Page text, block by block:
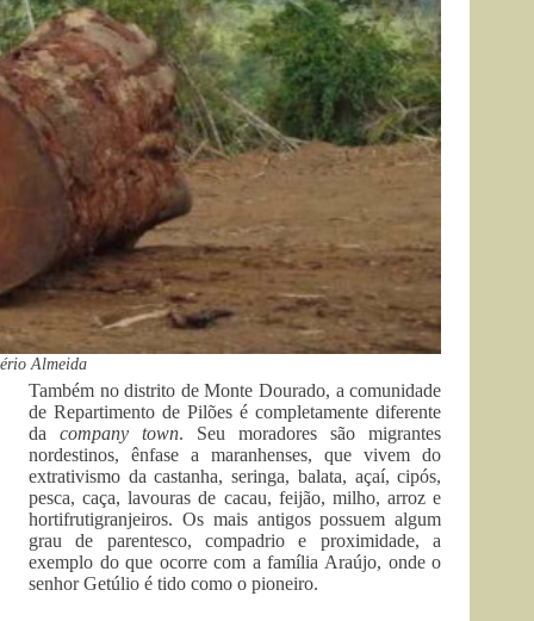
Almeida
Também no distrito de Monte Dourado, a comunidade
de Repartimento de Pilões é completamente diferente
dacompany town. Seu moradores são migrantes
nordestinos, ênfase a maranhenses, que vivem do
extrativismo da castanha, seringa, balata, açaí, cipós,
pesca, caça, lavouras de cacau, feijão, milho, arroz e
hortifrutigranjeiros. Os mais antigos possuem algum
grau de parentesco, compadrio e proximidade, a
exemplo do que ocorre com a família Araújo, onde o
senhor Getúlio é tido como o pioneiro.